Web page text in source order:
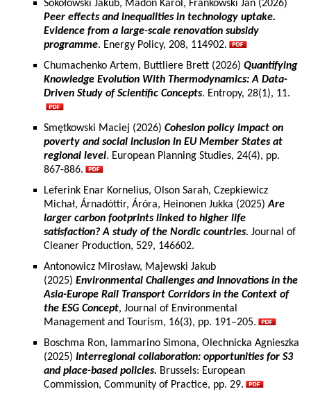
Sokołowski Jakub, Madoń Karol, Frankowski Jan (2026)
Peer effects and inequalities in technology uptake.
Evidence from a large-scale renovation subsidy
programme. Energy Policy, 208, 114902.
Chumachenko Artem, Buttliere Brett (2026) Quantifying
Knowledge Evolution With Thermodynamics: A Data-
Driven Study of Scientific Concepts. Entropy, 28(1), 11.
Smętkowski Maciej (2026) Cohesion policy impact on
poverty and social inclusion in EU Member States at
regional level. European Planning Studies, 24(4), pp.
867-886.
Leferink Enar Kornelius, Olson Sarah, Czepkiewicz
Michał, Árnadóttir, Áróra, Heinonen Jukka (2025)Are
larger carbon footprints linked to higher life
satisfaction? A study of the Nordic countries. Journal of
Cleaner Production, 529, 146602.
Antonowicz Mirosław, Majewski Jakub
(2025) Environmental Challenges and Innovations in the
Asia-Europe Rail Transport Corridors in the Context of
the ESG Concept, Journal of Environmental
Management and Tourism, 16(3), pp. 191–205.
Boschma Ron, Iammarino Simona, Olechnicka Agnieszka
(2025) Interregional collaboration: opportunities for S3
and place-based policies. Brussels: European
Commission, Community of Practice, pp. 29.